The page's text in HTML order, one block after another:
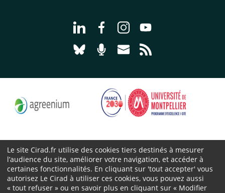
Aller à la page Nous suivre sur
Aller à la page Nous suivre sur
Aller à la page Nous
Aller à la page
Aller à la page Nous suivre sur
Aller à la page Nourrir le
Aller à la page Nous
Cirad 2026 ©
Mentions légales
Protection des données personnelles
Le site Cirad.fr utilise des cookies tiers destinés à mesurer
l’audience du site, améliorer votre navigation, et accéder à
certaines fonctionnalités. En cliquant sur 'tout accepter' vous
autorisez Le Cirad à utiliser ces cookies, vous pouvez aussi
« tout refuser » ou en savoir plus en cliquant sur « Modifier